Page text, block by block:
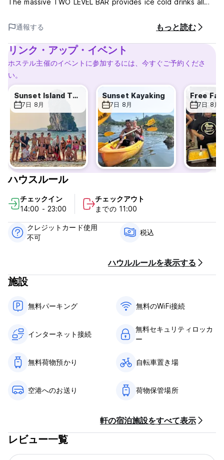
The massive TWO LEVEL BAR provides ice cold drinks all
Feeling hungry? DON'T WORRY! We are located on the
bustling beach front with many restaurants and shops to
choose from.
Our beautiful POOL AREA is perfect to chill, relax and work
pool, and you are already at the beach! No need to cross
any busy roads.
We offer the best TOURS around Krabi for the most
competitive prices! Check out the website or come to
reception to browse the big selection of private and
outside tours.
You can also book TRANSFERS to your next destination
with us! (this includes pick up from the Hostel)
BUT WAIT! The events don't stop when the sun goes down.
Every night we have something going on.
BAR CRAWLS for the party people!
find new friends to travel forward.
通報する もっと読む
リンク・アップ・イベント
ホステル主催のイベントに参加するには、今すぐご予約くださ
い。
Sunset Island Tour
7日 8月
Sunset Kayaking
7日 8月 7日 8月
ハウスルール
チェックイン
14:00 - 23:00
チェックアウト
までの 11:00
クレジットカード使用
不可
税込
ハウルルールを表示する
施設
無料パーキング 無料のWiFi接続
インターネット接続
無料セキュリティロッカ
ー
無料荷物預かり 自転車置き場
空港へのお送り 荷物保管場所
軒の宿泊施設をすべて表示
レビュー一覧